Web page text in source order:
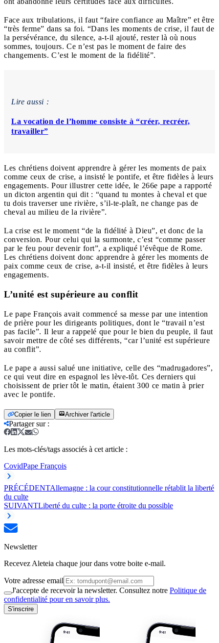
Face aux tribulations, il faut “faire confiance au Maître” et être
“très ferme” dans sa foi. “Dans les moments de crise, il faut de
la persévérance, du silence, a-t-il ajouté, rester là où nous
sommes, toujours. Ce n’est pas le moment de faire des
changements. C’est le moment de la fidélité”.
Lire aussi :
La vocation de l’homme consiste à “créer, recréer,
travailler”
Les chrétiens doivent apprendre à gérer les moments de paix
comme ceux de crise, a insisté le pontife, et être fidèles à leurs
engagements. Pour illustrer cette idée, le 266e pape a rapporté
un dicton argentin qui dit : “quand tu montes à cheval et que
tu dois traverser une rivière, s’il-te-plaît, ne change pas de
cheval au milieu de la rivière”.
La crise est le moment “de la fidélité à Dieu”, et donc de la
conversion. Pour celui qui la surmonte, c’est “comme passer
par le feu pour devenir fort”, a expliqué l’évêque de Rome.
Les chrétiens doivent donc apprendre à gérer les moments de
paix comme ceux de crise, a-t-il insisté, et être fidèles à leurs
engagements.
L’unité est supérieure au conflit
Le pape François avait commencé sa messe par une intention
de prière pour les dirigeants politiques, dont le “travail n’est
pas facile”. Il leur a rappelé que pour le bien du peuple, il faut
savoir mettre de côté ses différents, “car l’unité est supérieure
au conflit”.
Le pape a aussi salué une initiative, celle des “madrugadores”,
ce qui veut dire en espagnol les lève-tôt. Ces derniers qui
choisissent de prier tôt le matin, étaient 300 ce matin à prier
avec le pontife.
Copier le lien Archiver l'article
Partager sur:
Les mots-clés/tags associés à cet article :
CovidPape François
PRÉCÉDENTAllemagne : la cour constitutionnelle rétablit la liberté
du culte
SUIVANTLiberté du culte : la porte étroite du possible
Newsletter
Recevez Aleteia chaque jour dans votre boite e-mail.
Votre adresse email
J'accepte de recevoir la newsletter. Consultez notre Politique de
confidentialité pour en savoir plus.
S'inscrire